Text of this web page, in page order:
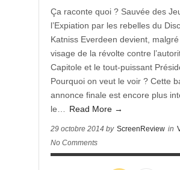
Ça raconte quoi ? Sauvée des
l’Expiation par les rebelles du
Katniss Everdeen devient,
visage de la révolte contre
Capitole et le tout-puissant
Pourquoi on veut le voir ? Cette
annonce finale est encore plus
le…
Read More →
29 octobre 2014 by ScreenReview in
No Comments